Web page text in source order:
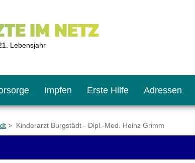
IM NETZ
Lebensjahr
Impfen Erste Hilfe Adressen
> Kinderarzt Burgstädt - Dipl.-Med. Heinz Grimm